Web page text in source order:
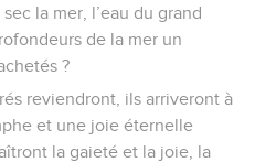
la mer, l’eau du grand
de la mer un
?
reviendront, ils arriveront à
et une joie éternelle
la gaieté et la joie, la